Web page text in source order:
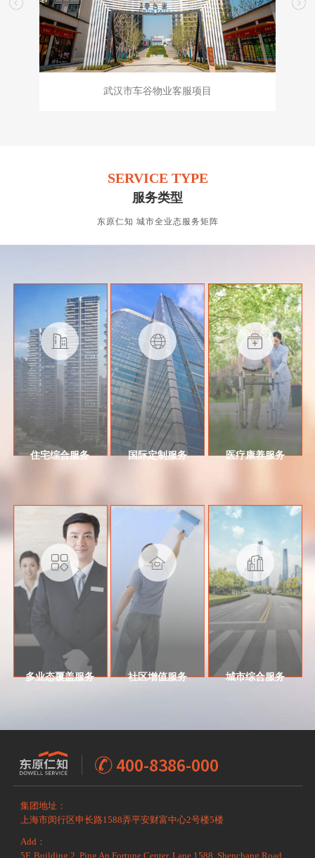
武汉市车谷物业客服项目
SERVICE TYPE
服务类型
东原仁知 城市全业态服务矩阵
住宅综合服务 国际定制服务 医疗康养服务
多业态覆盖服务 社区增值服务 城市综合服务
400-8386-000
集团地址：
上海市闵行区申长路1588弄平安财富中心2号楼5楼
Add：
5F, Building 2, Ping An Fortune Center, Lane 1588, Shenchang Road,